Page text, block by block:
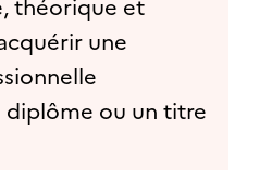
théorique et
une
diplôme ou un titre